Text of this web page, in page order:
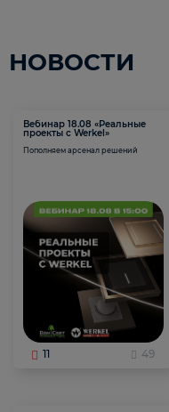
НОВОСТИ
Вебинар 18.08 «Реальные
проекты с Werkel»
Пополняем арсенал решений
11 49